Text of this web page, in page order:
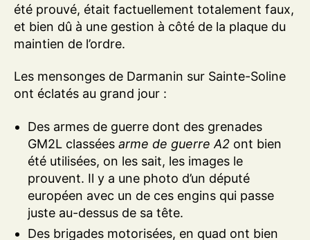
été prouvé, était factuellement totalement faux,
et bien dû à une gestion à côté de la plaque du
maintien de l’ordre.
Les mensonges de Darmanin sur Sainte-Soline
ont éclatés au grand jour :
Des armes de guerre dont des grenades
GM2L classées arme de guerre A2 ont bien
été utilisées, on les sait, les images le
prouvent. Il y a une photo d’un député
européen avec un de ces engins qui passe
juste au-dessus de sa tête.
Des brigades motorisées, en quad ont bien